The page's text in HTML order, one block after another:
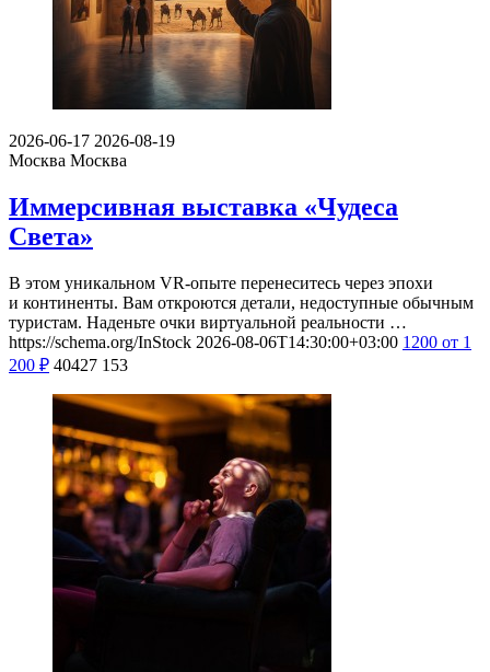
2026-06-17 2026-08-19
Москва Москва
Иммерсивная выставка «Чудеса
Света»
В этом уникальном VR-опыте перенеситесь через эпохи
и континенты. Вам откроются детали, недоступные обычным
туристам. Наденьте очки виртуальной реальности …
https://schema.org/InStock 2026-08-06T14:30:00+03:00 1200 от 1
200 ₽ 40427 153